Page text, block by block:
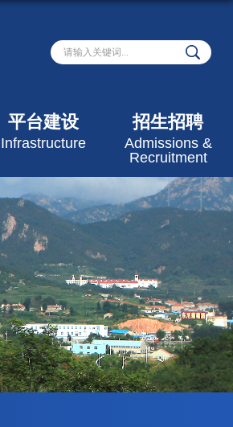
平台建设
Infrastructure
招生招聘
Admissions &
Recruitment